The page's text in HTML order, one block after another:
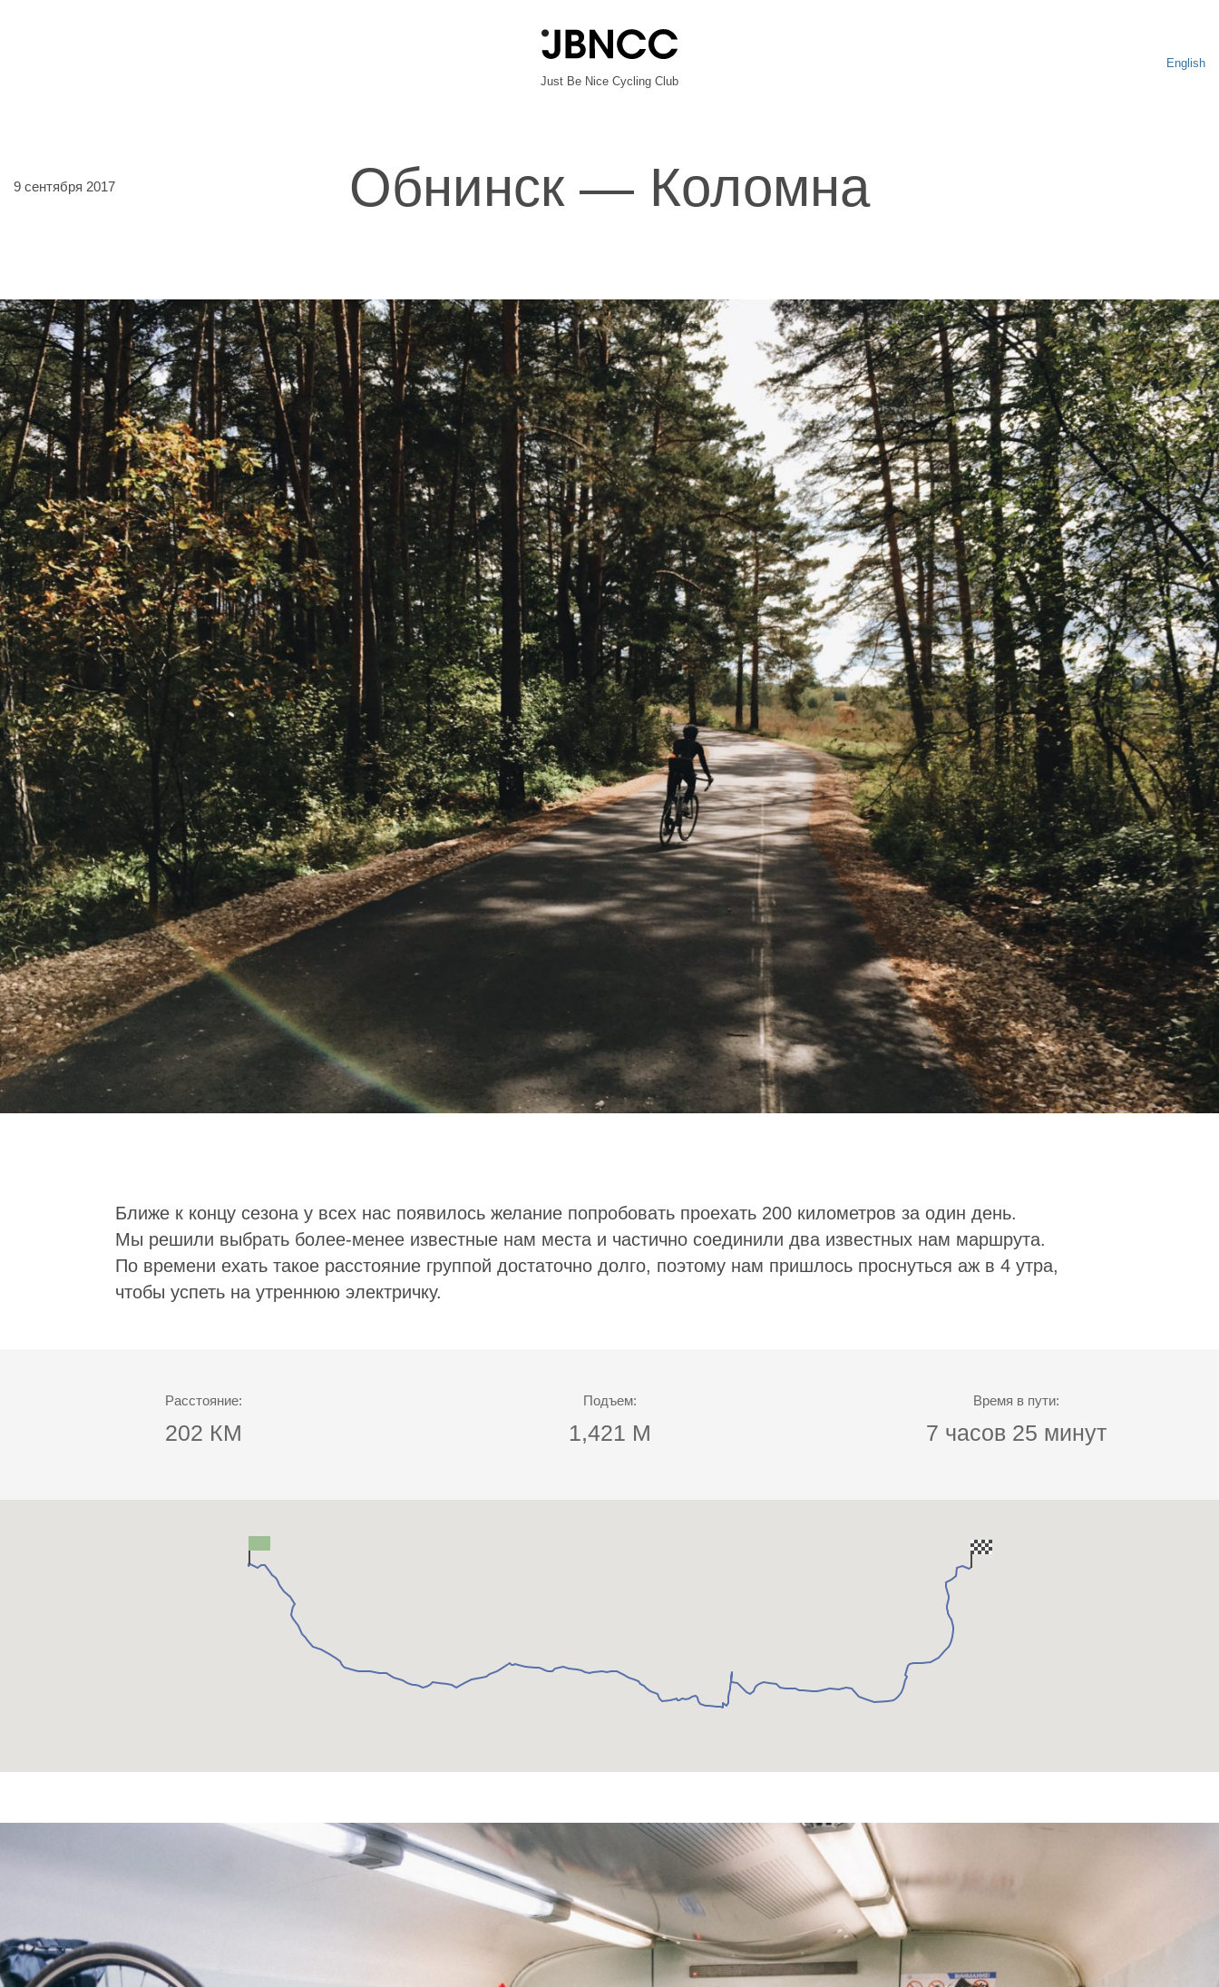
Just Be Nice Cycling Club
English
9 сентября 2017 Обнинск — Коломна
Ближе к концу сезона у всех нас появилось желание попробовать проехать 200 километров за один день.
Мы решили выбрать более-менее известные нам места и частично соединили два известных нам маршрута.
По времени ехать такое расстояние группой достаточно долго, поэтому нам пришлось проснуться аж в 4 утра,
чтобы успеть на утреннюю электричку.
Расстояние:
202 КМ
Подъем:
1,421 М
Время в пути:
7 часов 25 минут